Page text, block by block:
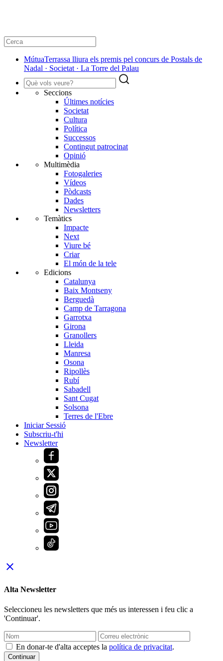
MútuaTerrassa lliura els premis pel concurs de Postals de
Nadal · Societat · La Torre del Palau
Seccions
Últimes notícies
Societat
Cultura
Política
Successos
Contingut patrocinat
Opinió
Multimèdia
Fotogaleries
Vídeos
Pòdcasts
Dades
Newsletters
Temàtics
Impacte
Next
Viure bé
Criar
El món de la tele
Edicions
Catalunya
Baix Montseny
Berguedà
Camp de Tarragona
Garrotxa
Girona
Granollers
Lleida
Manresa
Osona
Ripollès
Rubí
Sabadell
Sant Cugat
Solsona
Terres de l'Ebre
Iniciar Sessió
Subscriu-t'hi
Newsletter
close
Alta Newsletter
Seleccioneu les newsletters que més us interessen i feu clic a
'Continuar'.
En donar-te d'alta acceptes la política de privacitat.
Continuar